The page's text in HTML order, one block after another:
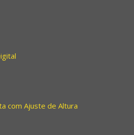
com Ajuste de Altura